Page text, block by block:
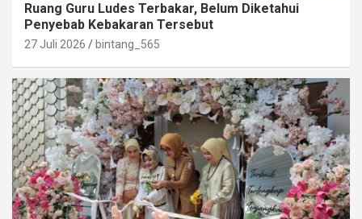
Ruang Guru Ludes Terbakar, Belum Diketahui
Penyebab Kebakaran Tersebut
27 Juli 2026 bintang_565